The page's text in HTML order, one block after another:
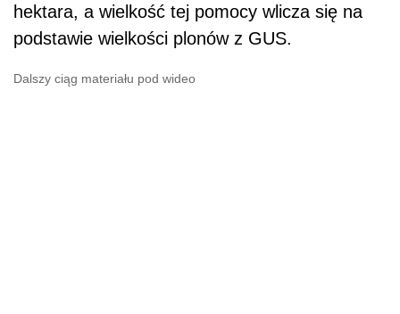
hektara, a wielkość tej pomocy wlicza się na
podstawie wielkości plonów z GUS.
Dalszy ciąg materiału pod wideo